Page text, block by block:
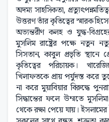
অদম্য সাহসিকতা,
উত্তরণ তাঁর কৃতিত্বের স্মারক
অভ্যন্তরীণ কলহ ও যুদ্ধ-
মুসলিম রাষ্ট্রের পক্ষে নতুন
সিসতান, কাবুল প্রভৃতি স্থানে
কৃতিত্বের পরিচায়ক।
খিলাফতকে প্রায় পর্যুদস্ত করে
না করে মুয়াবিয়ার বিরুদ্ধে
সিদ্ধান্তের ফলে উম্মতে
থেকে রক্ষা পেয়ে যায়।